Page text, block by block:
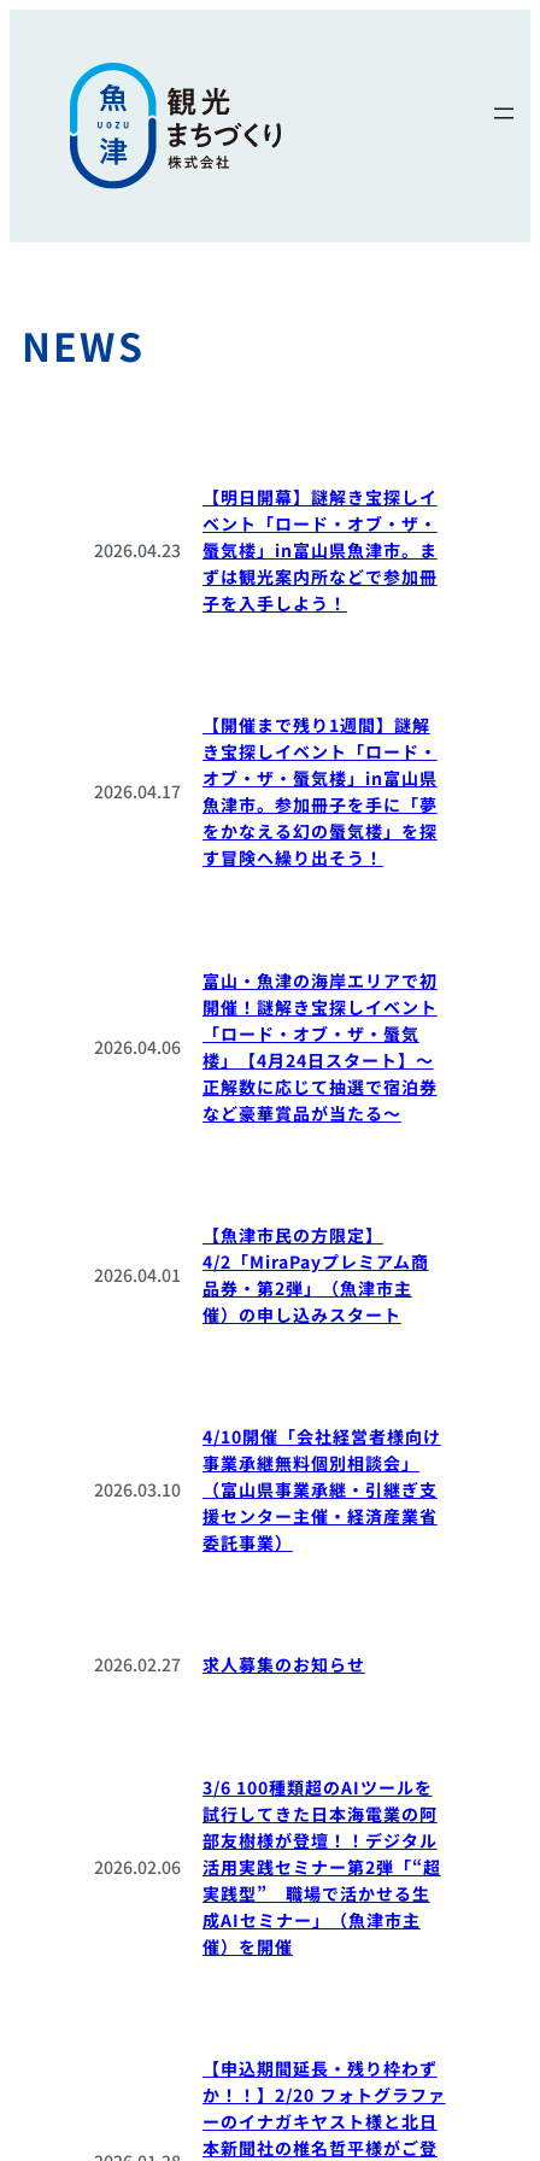
NEWS
2026.04.23
【明日開幕】謎解き宝探しイ
ベント「ロード・オブ・ザ・
蜃気楼」in富山県魚津市。ま
ずは観光案内所などで参加冊
子を入手しよう！
2026.04.17
【開催まで残り1週間】謎解
き宝探しイベント「ロード・
オブ・ザ・蜃気楼」in富山県
魚津市。参加冊子を手に「夢
をかなえる幻の蜃気楼」を探
す冒険へ繰り出そう！
2026.04.06
富山・魚津の海岸エリアで初
開催！謎解き宝探しイベント
「ロード・オブ・ザ・蜃気
楼」【4月24日スタート】～
正解数に応じて抽選で宿泊券
など豪華賞品が当たる～
2026.04.01
【魚津市民の方限定】
4/2「MiraPayプレミアム商
品券・第2弾」（魚津市主
催）の申し込みスタート
2026.03.10
4/10開催「会社経営者様向け
事業承継無料個別相談会」
（富山県事業承継・引継ぎ支
援センター主催・経済産業省
委託事業）
2026.02.27 求人募集のお知らせ
2026.02.06
3/6 100種類超のAIツールを
試行してきた日本海電業の阿
部友樹様が登壇！！デジタル
活用実践セミナー第2弾「“超
実践型” 職場で活かせる生
成AIセミナー」（魚津市主
催）を開催
【申込期間延長・残り枠わず
か！！】2/20 フォトグラファ
ーのイナガキヤスト様と北日
本新聞社の椎名哲平様がご登